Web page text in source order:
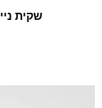
שקית